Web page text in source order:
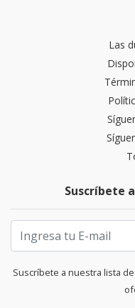
Las
Suscríbete
Suscríbete a nuestra lista